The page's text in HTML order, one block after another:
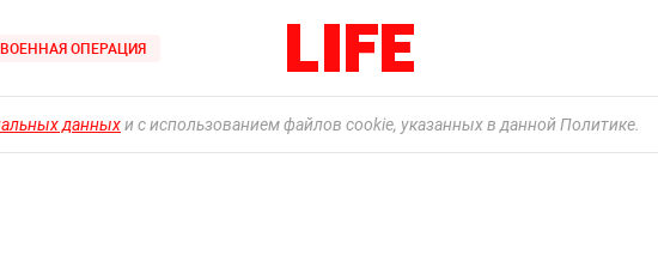
ОПЕРАЦИЯ
данныхи с использованием файлов cookie, указанных в данной Политике.